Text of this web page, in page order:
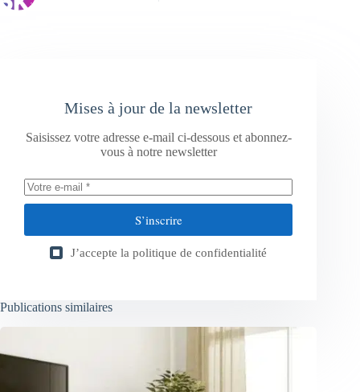
Mises à jour de la newsletter
Saisissez votre adresse e-mail ci-dessous et abonnez-
vous à notre newsletter
S’inscrire
J’accepte la politique de confidentialité
Publications similaires